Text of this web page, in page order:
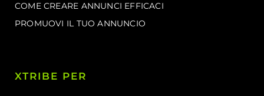
COME CREARE ANNUNCI EFFICACI
PROMUOVI IL TUO ANNUNCIO
XTRIBE PER